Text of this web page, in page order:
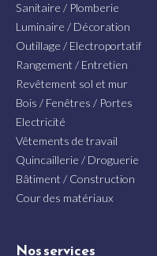
Sanitaire / Plomberie
Luminaire / Décoration
Outillage / Electroportatif
Rangement / Entretien
Revêtement sol et mur
Bois / Fenêtres / Portes
Electricité
Vêtements de travail
Quincaillerie / Droguerie
Bâtiment / Construction
Cour des matériaux
Nos services